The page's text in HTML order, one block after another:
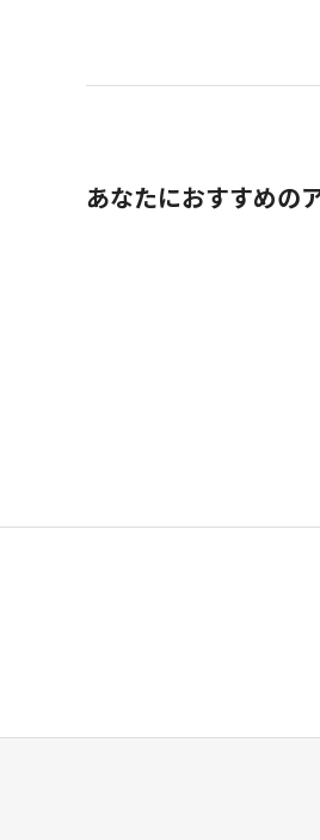
あなたにおすすめの